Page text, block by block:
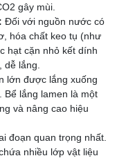
gây mùi.
Đối với nguồn nước có
hóa chất keo tụ (như
hạt cặn nhỏ kết dính
lắng.
lớn được lắng xuống
Bể lắng lamen là một
và nâng cao hiệu
đoạn quan trọng nhất.
nhiều lớp vật liệu